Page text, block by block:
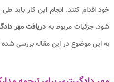
خود اقدام کنند. انجام این کار باید طی
شود. جزئیات مربوط به دریافت مهر
به این موضوع در این مقاله بررسی